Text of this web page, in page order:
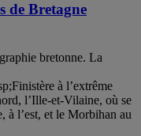
de Bretagne
bretonne. La
à l’extrême
l’Ille-et-Vilaine, où se
à l’est, et le Morbihan au